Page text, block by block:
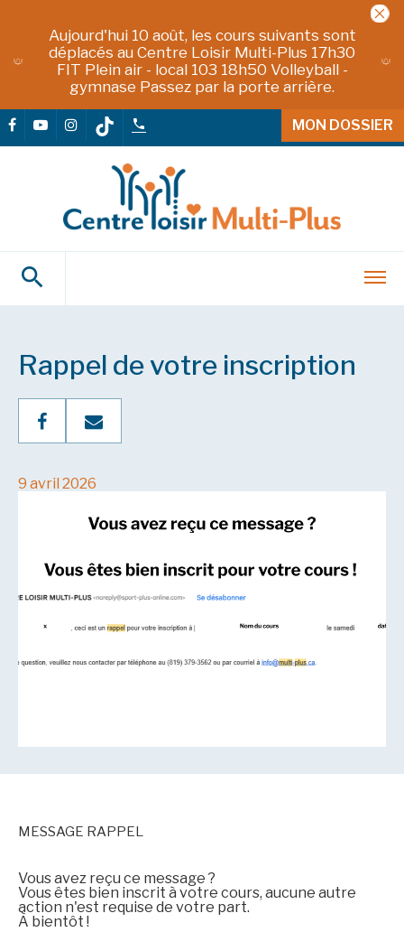
Aujourd'hui 10 août, les cours suivants sont
déplacés au Centre Loisir Multi-Plus 17h30
FIT Plein air - local 103 18h50 Volleyball -
gymnase Passez par la porte arrière.
MON DOSSIER
Rappel de votre inscription
9 avril 2026
MESSAGE RAPPEL
Vous avez reçu ce message ?
Vous êtes bien inscrit à votre cours, aucune autre
action n'est requise de votre part.
À bientôt !